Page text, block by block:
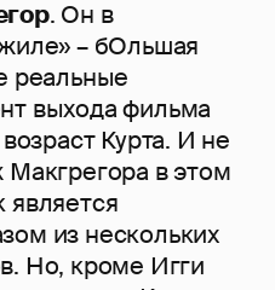
. Он в
– бОльшая
реальные
выхода фильма
Курта. И не
в этом
из нескольких
Но, кроме Игги